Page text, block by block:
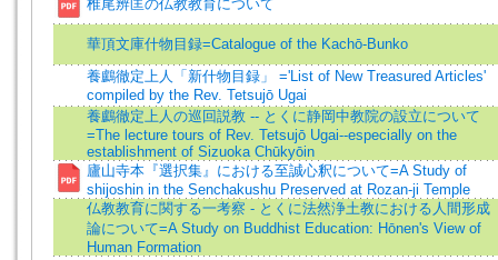
椎尾辨匡の仏教教育について
華頂文庫什物目録=Catalogue of the Kachō-Bunko
養鸕徹定上人「新什物目録」 ='List of New Treasured Articles'
compiled by the Rev. Tetsujō Ugai
養鸕徹定上人の巡回説教 -- とくに静岡中教院の設立について
=The lecture tours of Rev. Tetsujō Ugai--especially on the
establishment of Sizuoka Chūkyōin
廬山寺本『選択集』における至誠心釈について=A Study of
shijoshin in the Senchakushu Preserved at Rozan-ji Temple
仏教教育に関する一考察 - とくに法然浄土教における人間形成
論について=A Study on Buddhist Education: Hōnen's View of
Human Formation